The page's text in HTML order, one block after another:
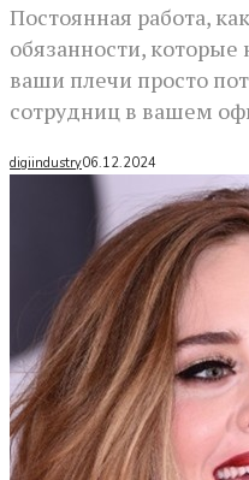
Постоянная работа,
обязанности,
ваши плечи просто
сотрудниц в вашем
digiindustry06.12.2024